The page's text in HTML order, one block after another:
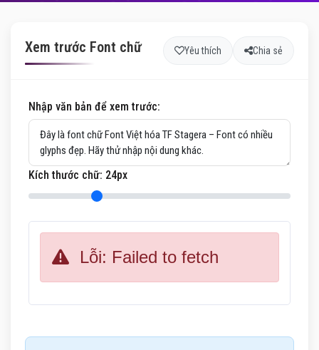
Xem trước Font chữ Yêu thích Chia sẻ
Nhập văn bản để xem trước:
Kích thước chữ: 24px
Lỗi: Failed to fetch